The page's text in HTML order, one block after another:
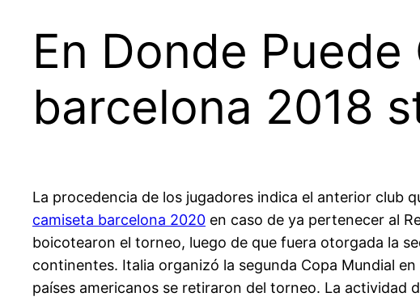
En Donde
barcelona 2018
La procedencia de los jugadores indica el anterior club
camiseta barcelona 2020 en caso de ya pertenecer al
boicotearon el torneo, luego de que fuera otorgada la
continentes. Italia organizó la segunda Copa Mundial
países americanos se retiraron del torneo. La actividad